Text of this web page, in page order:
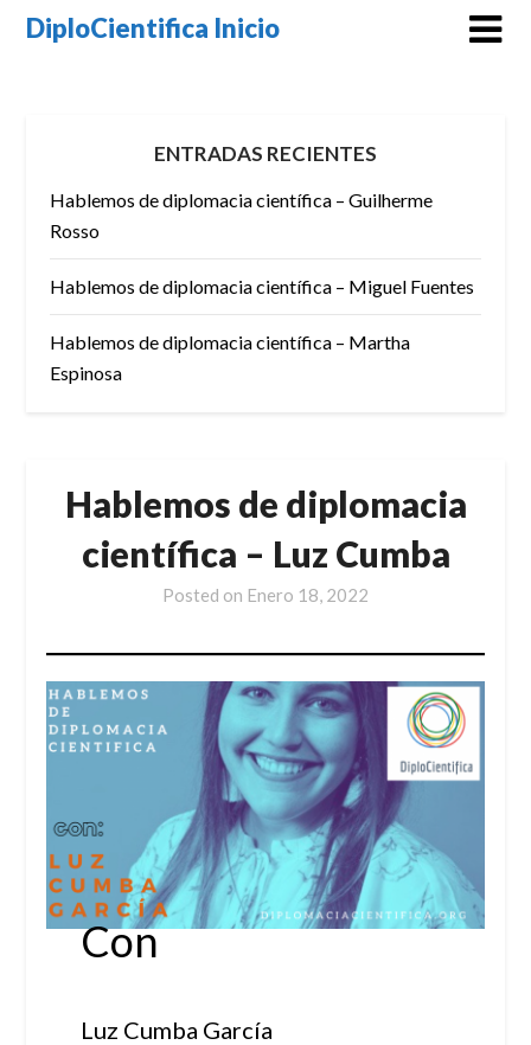
SkipDiploCientifica Inicio
ENTRADAS RECIENTES
Hablemos de diplomacia científica – Guilherme
Rosso
Hablemos de diplomacia científica – Miguel Fuentes
Hablemos de diplomacia científica – Martha
Espinosa
Hablemos de diplomacia
científica – Luz Cumba
Posted on Enero 18, 2022
Con
Luz Cumba García